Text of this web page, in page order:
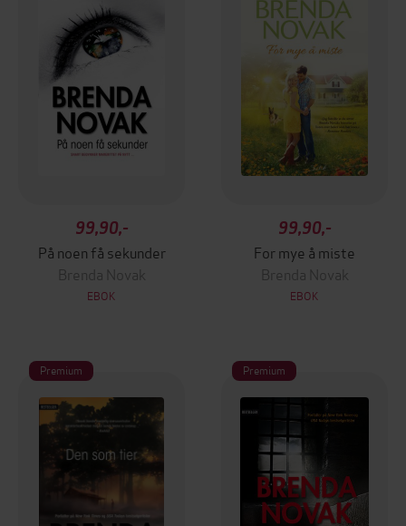
99,90,-
På noen få sekunder
Brenda Novak
EBOK
99,90,-
For mye å miste
Brenda Novak
EBOK
Premium Premium